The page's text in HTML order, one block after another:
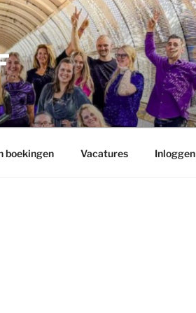
boekingen Vacatures Inloggen